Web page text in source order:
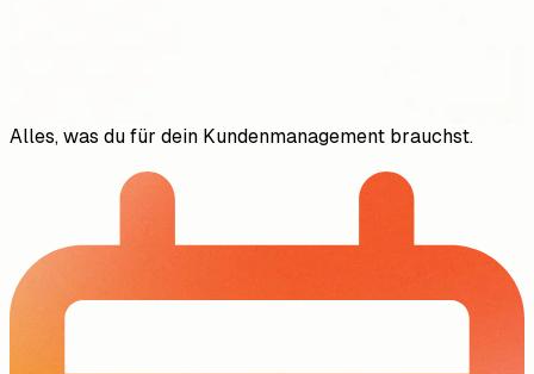
Alles, was du für dein Kundenmanagement brauchst.